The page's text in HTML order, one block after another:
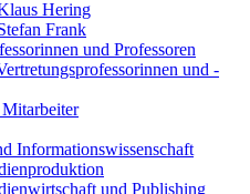
Hering
Frank
und Professoren
und -
Informationswissenschaft
und Publishing